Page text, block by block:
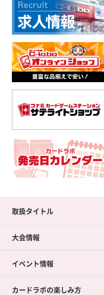
取扱タイトル
大会情報
イベント情報
カードラボの楽しみ方